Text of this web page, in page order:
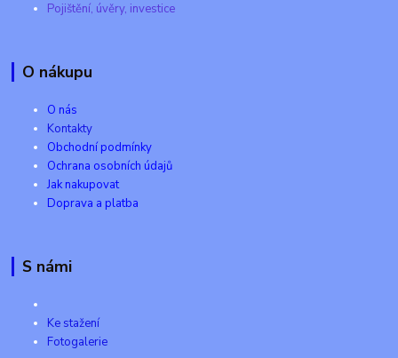
Pojištění, úvěry, investice
O nákupu
O nás
Kontakty
Obchodní podmínky
Ochrana osobních údajů
Jak nakupovat
Doprava a platba
S námi
Ke stažení
Fotogalerie